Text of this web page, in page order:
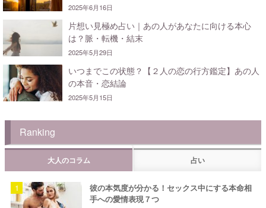
2025年6月16日
片想い見極め占い｜あの人があなたに向ける本心
は？脈・転機・結末
2025年5月29日
いつまでこの状態？【２人の恋の行方鑑定】あの人
の本音・恋結論
2025年5月15日
Ranking
大人のコラム 占い
彼の本気度が分かる！セックス中にする本命相
手への愛情表現７つ